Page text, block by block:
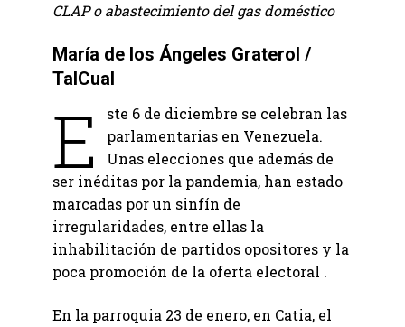
CLAP o abastecimiento del gas doméstico
María de los Ángeles Graterol /
TalCual
E
ste 6 de diciembre se celebran las
parlamentarias en Venezuela.
Unas elecciones que además de
ser inéditas por la pandemia, han estado
marcadas por un sinfín de
irregularidades, entre ellas la
inhabilitación de partidos opositores y la
poca promoción de la oferta electoral .
En la parroquia 23 de enero, en Catia, el